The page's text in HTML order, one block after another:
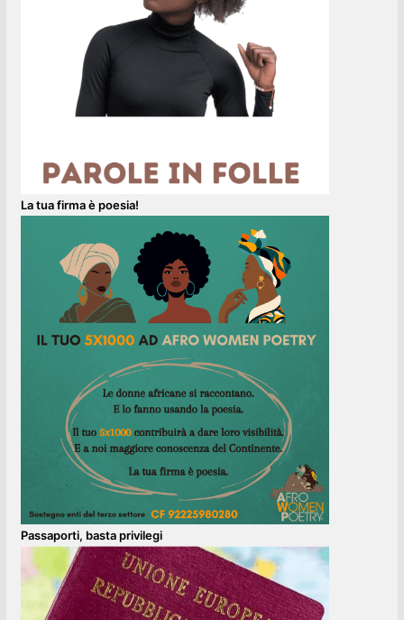
La tua firma è poesia!
Passaporti, basta privilegi